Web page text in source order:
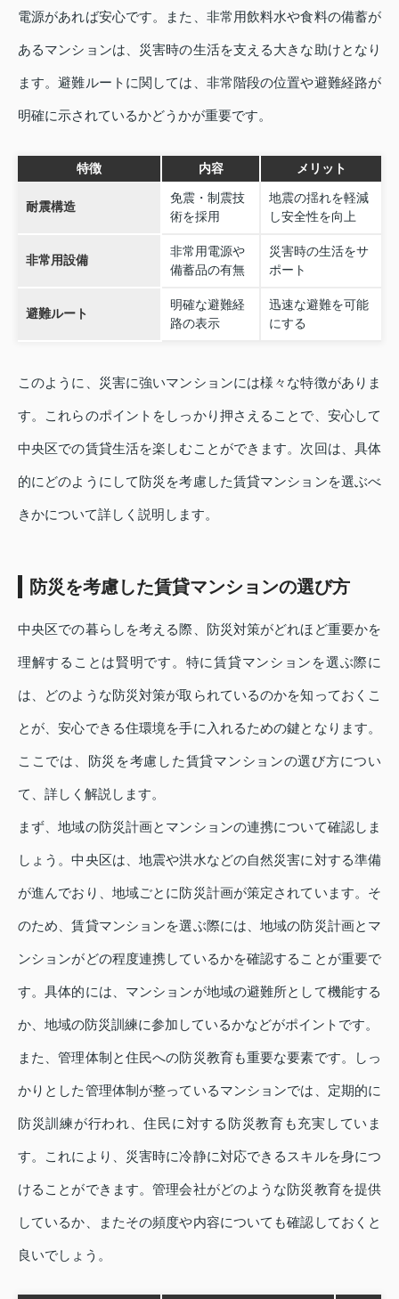
電源があれば安心です。また、非常用飲料水や食料の備蓄が
あるマンションは、災害時の生活を支える大きな助けとなり
ます。避難ルートに関しては、非常階段の位置や避難経路が
明確に示されているかどうかが重要です。
特徴 内容 メリット
耐震構造
免震・制震技
術を採用
地震の揺れを軽減
し安全性を向上
非常用設備
非常用電源や
備蓄品の有無
災害時の生活をサ
ポート
避難ルート
明確な避難経
路の表示
迅速な避難を可能
にする
このように、災害に強いマンションには様々な特徴がありま
す。これらのポイントをしっかり押さえることで、安心して
中央区での賃貸生活を楽しむことができます。次回は、具体
的にどのようにして防災を考慮した賃貸マンションを選ぶべ
きかについて詳しく説明します。
防災を考慮した賃貸マンションの選び方
中央区での暮らしを考える際、防災対策がどれほど重要かを
理解することは賢明です。特に賃貸マンションを選ぶ際に
は、どのような防災対策が取られているのかを知っておくこ
とが、安心できる住環境を手に入れるための鍵となります。
ここでは、防災を考慮した賃貸マンションの選び方につい
て、詳しく解説します。
まず、地域の防災計画とマンションの連携について確認しま
しょう。中央区は、地震や洪水などの自然災害に対する準備
が進んでおり、地域ごとに防災計画が策定されています。そ
のため、賃貸マンションを選ぶ際には、地域の防災計画とマ
ンションがどの程度連携しているかを確認することが重要で
す。具体的には、マンションが地域の避難所として機能する
か、地域の防災訓練に参加しているかなどがポイントです。
また、管理体制と住民への防災教育も重要な要素です。しっ
かりとした管理体制が整っているマンションでは、定期的に
防災訓練が行われ、住民に対する防災教育も充実していま
す。これにより、災害時に冷静に対応できるスキルを身につ
けることができます。管理会社がどのような防災教育を提供
しているか、またその頻度や内容についても確認しておくと
良いでしょう。